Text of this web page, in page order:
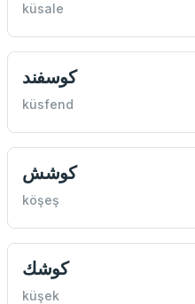
küsale
كوسفند
küsfend
كوشش
köşeş
كوشك
küşek